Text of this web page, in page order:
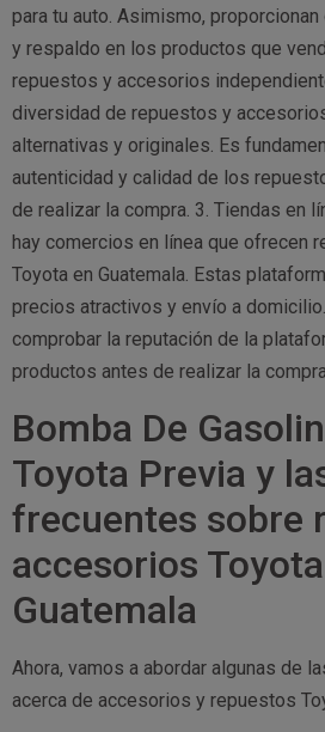
para tu auto. Asimismo,
y respaldo en los productos que
repuestos y accesorios
diversidad de repuestos y
alternativas y originales. Es
autenticidad y calidad de los
de realizar la compra. 3. Tiendas en
hay comercios en línea que ofrecen
Toyota en Guatemala. Estas
precios atractivos y envío a
comprobar la reputación de la
productos antes de realizar la
Bomba De
Toyota Previa y
frecuentes sobre
accesorios
Guatemala
Ahora, vamos a abordar algunas de
acerca de accesorios y repuestos